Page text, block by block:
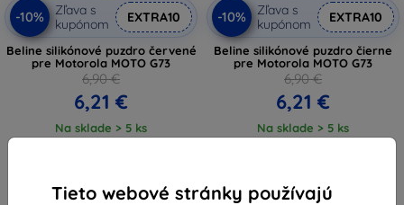
Tieto webové stránky používajú
-10%
Zľava s
kupónom
EXTRA10
Beline silikónové puzdro červené
pre Motorola MOTO G73
6,90 €
6,21 €
Na sklade > 5 ks
-10%
Zľava s
kupónom
EXTRA10
Beline silikónové puzdro čierne
pre Motorola MOTO G73
6,90 €
6,21 €
Na sklade > 5 ks